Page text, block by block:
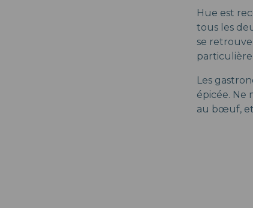
Hue est
tous les
se
Les
épicée. Ne
au bœuf, et